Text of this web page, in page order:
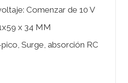
Comenzar de 10 V
x 34 MM
Surge, absorción RC